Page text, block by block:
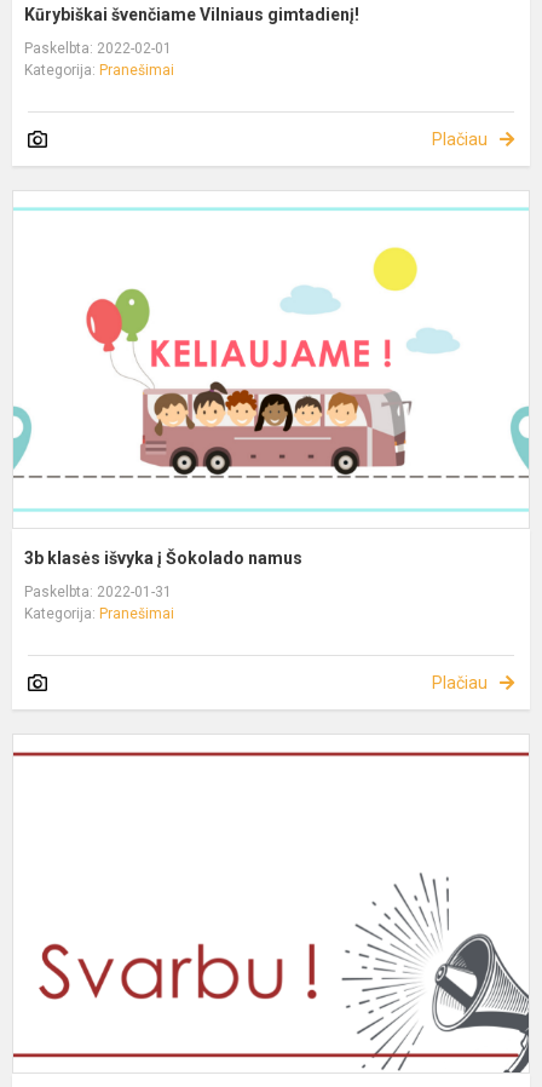
Kūrybiškai švenčiame Vilniaus gimtadienį!
Paskelbta: 2022-02-01
Kategorija: Pranešimai
Plačiau
3b klasės išvyka į Šokolado namus
Paskelbta: 2022-01-31
Kategorija: Pranešimai
Plačiau